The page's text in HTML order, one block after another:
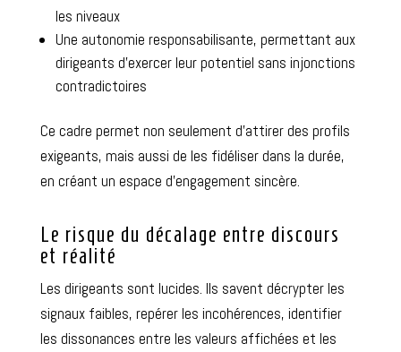
les niveaux
Une autonomie responsabilisante, permettant aux
dirigeants d’exercer leur potentiel sans injonctions
contradictoires
Ce cadre permet non seulement d’attirer des profils
exigeants, mais aussi de les fidéliser dans la durée,
en créant un espace d’engagement sincère.
Le risque du décalage entre discours
et réalité
Les dirigeants sont lucides. Ils savent décrypter les
signaux faibles, repérer les incohérences, identifier
les dissonances entre les valeurs affichées et les